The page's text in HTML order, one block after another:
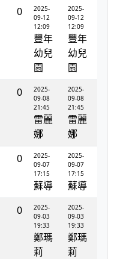
0
2025-
09-12
12:09
豐年
幼兒
園
2025-
09-12
12:09
豐年
幼兒
園
0
2025-
09-08
21:45
雷麗
娜
2025-
09-08
21:45
雷麗
娜
0
2025-
09-07
17:15
蘇導
2025-
09-07
17:15
蘇導
0
2025-
09-03
19:33
鄭瑪
莉
2025-
09-03
19:33
鄭瑪
莉